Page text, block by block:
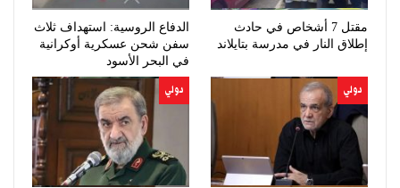
مقتل 7 أشخاص في حادث
إطلاق النار في مدرسة بتايلاند
الدفاع الروسية: استهداف ثلاث
سفن شحن عسكرية أوكرانية
في البحر الأسود
دولي دولي